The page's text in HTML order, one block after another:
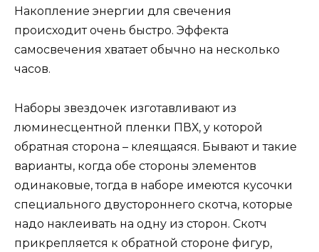
Накопление энергии для свечения
происходит очень быстро. Эффекта
самосвечения хватает обычно на несколько
часов.
Наборы звездочек изготавливают из
люминесцентной пленки ПВХ, у которой
обратная сторона – клеящаяся. Бывают и такие
варианты, когда обе стороны элементов
одинаковые, тогда в наборе имеются кусочки
специального двустороннего скотча, которые
надо наклеивать на одну из сторон. Скотч
прикрепляется к обратной стороне фигур,